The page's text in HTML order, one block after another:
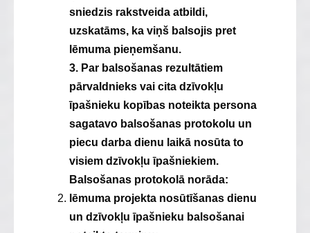
sniedzis rakstveida atbildi,
uzskatāms, ka viņš balsojis pret
lēmuma pieņemšanu.
3. Par balsošanas rezultātiem
pārvaldnieks vai cita dzīvokļu
īpašnieku kopības noteikta persona
sagatavo balsošanas protokolu un
piecu darba dienu laikā nosūta to
visiem dzīvokļu īpašniekiem.
Balsošanas protokolā norāda:
lēmuma projekta nosūtīšanas dienu
un dzīvokļu īpašnieku balsošanai